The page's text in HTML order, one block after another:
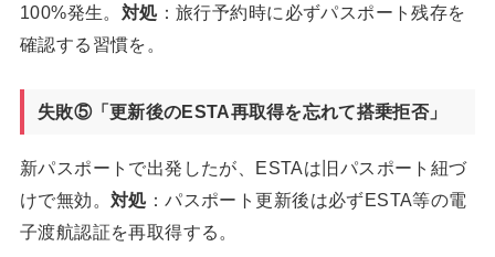
100%発生。 対処 ：旅行予約時に必ずパスポート残存を
確認する習慣を。
失敗⑤「更新後のESTA再取得を忘れて搭乗拒否」
新パスポートで出発したが、ESTAは旧パスポート紐づ
けで無効。 対処 ：パスポート更新後は必ずESTA等の電
子渡航認証を再取得する。